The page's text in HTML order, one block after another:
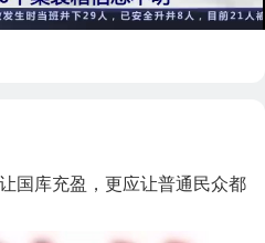
国库充盈，更应让普通民众都